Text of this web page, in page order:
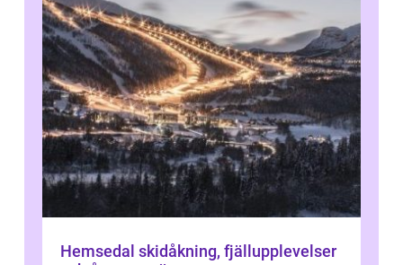
Hemsedal skidåkning, fjällupplevelser